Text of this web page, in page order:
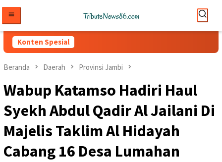
konten
Konten Spesial
Beranda Daerah Provinsi Jambi
Wabup Katamso Hadiri Haul
Syekh Abdul Qadir Al Jailani Di
Majelis Taklim Al Hidayah
Cabang 16 Desa Lumahan